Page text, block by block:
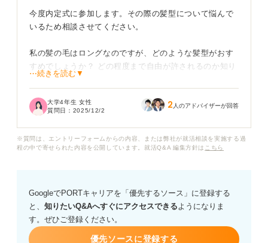
今度内定式に参加します。その際の髪型について悩んで
いるため相談させてください。
私の髪の毛はロングなのですが、どのような髪型がおす
すめでしょうか？ どの程度まで自由が許されるのか知り
たいです。
また、少し茶髪にしているのですが、このまま参加して
社会人として好印象を残すために、内定式で意識すべき
⋯続きを読む▼
大学4年生 女性
質問日： 2025/12/2 2 人のアドバイザーが回答
※質問は、エントリーフォームからの内容、または弊社が就活相談を実施する過
程の中で寄せられた内容を公開しています。就活Q&A 編集方針は こちら
GoogleでPORTキャリアを「優先するソース」に登録する
と、 知りたいQ&Aへすぐにアクセスできるようになりま
す。ぜひご登録ください。
優先ソースに登録する